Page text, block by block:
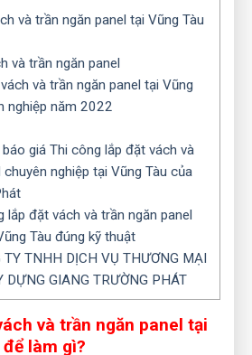
và trần ngăn panel tại Vũng Tàu
và trần ngăn panel
và trần ngăn panel tại Vũng
nghiệp năm 2022
giá Thi công lắp đặt vách và
nghiệp tại Vũng Tàu của
lắp đặt vách và trần ngăn panel
Tàu đúng kỹ thuật
TY TNHH DỊCH VỤ THƯƠNG MẠI
DỰNG GIANG TRƯỜNG PHÁT
và trần ngăn panel tại
làm gì?